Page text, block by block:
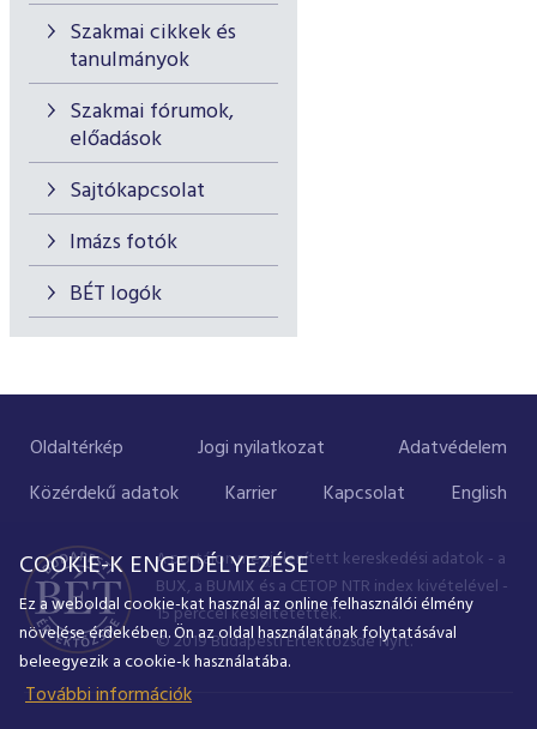
Szakmai cikkek és
tanulmányok
Szakmai fórumok,
előadások
Sajtókapcsolat
Imázs fotók
BÉT logók
Oldaltérkép Jogi nyilatkozat
Adatvédelem
Közérdekű adatok
Karrier Kapcsolat English
A portálon megjelenített kereskedési adatok - a
BUX, a BUMIX és a CETOP NTR index kivételével -
15 perccel késleltetettek.
© 2019 Budapesti Értéktőzsde Nyrt.
COOKIE-K ENGEDÉLYEZÉSE
Ez a weboldal cookie-kat használ az online felhasználói élmény
növelése érdekében. Ön az oldal használatának folytatásával
beleegyezik a cookie-k használatába.
További információk